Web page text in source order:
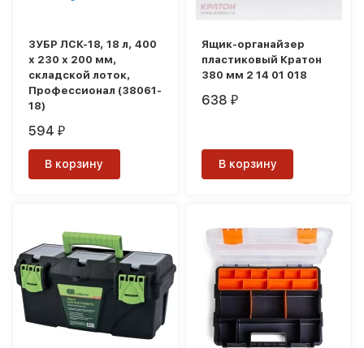
ЗУБР ЛСК-18, 18 л, 400
х 230 х 200 мм,
складской лоток,
Профессионал (38061-
18)
594₽
В корзину
Ящик-органайзер
пластиковый Кратон
380 мм 2 14 01 018
638₽
В корзину